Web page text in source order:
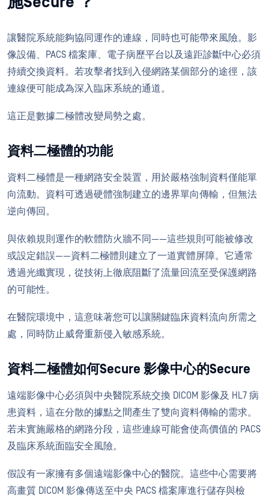
讓醫院系統能夠協同運作的連線，同時也可能帶來風險。影
像設備、PACS 檔案庫、電子病歷平台以及遠距診斷中心必須
持續交換資料。若攻擊者找到入侵網路某個部分的途徑，該
連線便可能成為深入臨床系統的通道。
這正是數據二極體改變局勢之處。
資料二極體的功能
資料二極體是一種網路安全裝置，用於嚴格強制資料僅能單
向流動。資料可透過硬體強制建立的邊界單向傳輸，但無法
逆向傳回。
與依賴規則運作的軟體防火牆不同——這些規則可能被修改
或設定錯誤——資料二極體則建立了一道實體屏障。它通常
透過光纖實現，從技術上徹底阻斷了流量回流至受保護網路
的可能性。
在醫院環境中，這意味著您可以讓關鍵臨床資料流向所需之
處，同時防止威脅重新侵入敏感系統。
資料二極體如何Secure 影像中心的Secure
遠端影像中心必須與中央醫院系統交換 DICOM 影像及 HL7 病
患資料，這在分散的據點之間產生了雙向資料傳輸的需求。
若未實施嚴格的網路分段，這些連線可能會使高價值的 PACS
及臨床系統面臨安全風險。
假設有一家擁有多個遠端影像中心的醫院。這些中心需要將
高畫質 DICOM 影像傳送至中央 PACS 檔案庫進行儲存與檢